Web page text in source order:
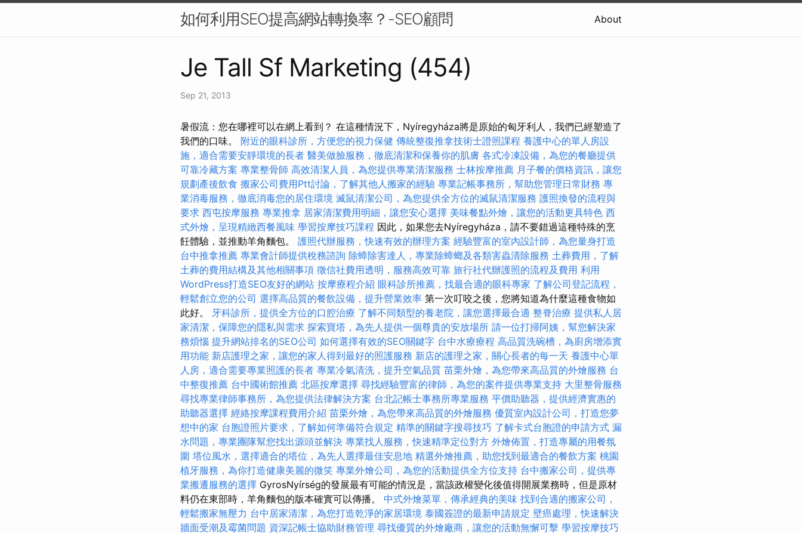
如何利用SEO提高網站轉換率？-SEO顧問 About
Je Tall Sf Marketing (454)
Sep 21, 2013
暑假流：您在哪裡可以在網上看到？ 在這種情況下，Nyíregyháza將是原始的匈牙利人，我們已經塑造了
我們的口味。 附近的眼科診所，方便您的視力保健 傳統整復推拿技術士證照課程 養護中心的單人房設
施，適合需要安靜環境的長者 醫美做臉服務，徹底清潔和保養你的肌膚 各式冷凍設備，為您的餐廳提供
可靠冷藏方案 專業整骨師 高效清潔人員，為您提供專業清潔服務 士林按摩推薦 月子餐的價格資訊，讓您
規劃產後飲食 搬家公司費用Ptt討論，了解其他人搬家的經驗 專業記帳事務所，幫助您管理日常財務 專
業消毒服務，徹底消毒您的居住環境 滅鼠清潔公司，為您提供全方位的滅鼠清潔服務 護照換發的流程與
要求 西屯按摩服務 專業推拿 居家清潔費用明細，讓您安心選擇 美味餐點外燴，讓您的活動更具特色 西
式外燴，呈現精緻西餐風味 學習按摩技巧課程 因此，如果您去Nyíregyháza，請不要錯過這種特殊的烹
飪體驗，並推動羊角麵包。 護照代辦服務，快速有效的辦理方案 經驗豐富的室內設計師，為您量身打造
台中推拿推薦 專業會計師提供稅務諮詢 除蟑除害達人，專業除蟑螂及各類害蟲清除服務 土葬費用，了解
土葬的費用結構及其他相關事項 徵信社費用透明，服務高效可靠 旅行社代辦護照的流程及費用 利用
WordPress打造SEO友好的網站 按摩療程介紹 眼科診所推薦，找最合適的眼科專家 了解公司登記流程，
輕鬆創立您的公司 選擇高品質的餐飲設備，提升營業效率 第一次叮咬之後，您將知道為什麼這種食物如
此好。 牙科診所，提供全方位的口腔治療 了解不同類型的養老院，讓您選擇最合適 整脊治療 提供私人居
家清潔，保障您的隱私與需求 探索寶塔，為先人提供一個尊貴的安放場所 請一位打掃阿姨，幫您解決家
務煩惱 提升網站排名的SEO公司 如何選擇有效的SEO關鍵字 台中水療療程 高品質洗碗槽，為廚房增添實
用功能 新店護理之家，讓您的家人得到最好的照護服務 新店的護理之家，關心長者的每一天 養護中心單
人房，適合需要專業照護的長者 專業冷氣清洗，提升空氣品質 苗栗外燴，為您帶來高品質的外燴服務 台
中整復推薦 台中國術館推薦 北區按摩選擇 尋找經驗豐富的律師，為您的案件提供專業支持 大里整骨服務
尋找專業律師事務所，為您提供法律解決方案 台北記帳士事務所專業服務 平價助聽器，提供經濟實惠的
助聽器選擇 經絡按摩課程費用介紹 苗栗外燴，為您帶來高品質的外燴服務 優質室內設計公司，打造您夢
想中的家 台胞證照片要求，了解如何準備符合規定 精準的關鍵字搜尋技巧 了解卡式台胞證的申請方式 漏
水問題，專業團隊幫您找出源頭並解決 專業找人服務，快速精準定位對方 外燴佈置，打造專屬的用餐氛
圍 塔位風水，選擇適合的塔位，為先人選擇最佳安息地 精選外燴推薦，助您找到最適合的餐飲方案 桃園
植牙服務，為你打造健康美麗的微笑 專業外燴公司，為您的活動提供全方位支持 台中搬家公司，提供專
業搬遷服務的選擇 GyrosNyírség的發展最有可能的情況是，當該政權變化後值得開展業務時，但是原材
料仍在東部時，羊角麵包的版本確實可以傳播。 中式外燴菜單，傳承經典的美味 找到合適的搬家公司，
輕鬆搬家無壓力 台中居家清潔，為您打造乾淨的家居環境 泰國簽證的最新申請規定 壁癌處理，快速解決
牆面受潮及霉菌問題 資深記帳士協助財務管理 尋找優質的外燴廠商，讓您的活動無懈可擊 學習按摩技巧